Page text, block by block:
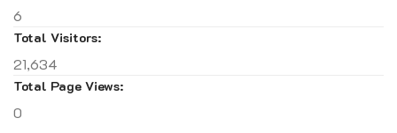
6
Total Visitors:
21,634
Total Page Views:
0